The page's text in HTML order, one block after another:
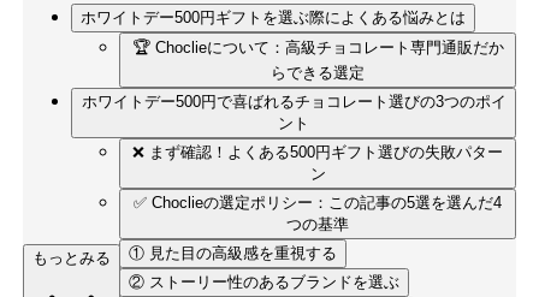
ホワイトデー500円ギフトを選ぶ際によくある悩みとは
🏆 Choclieについて：高級チョコレート専門通販だか
らできる選定
ホワイトデー500円で喜ばれるチョコレート選びの3つのポイ
ント
❌ まず確認！よくある500円ギフト選びの失敗パター
ン
✅ Choclieの選定ポリシー：この記事の5選を選んだ4
つの基準
① 見た目の高級感を重視する
② ストーリー性のあるブランドを選ぶ
もっとみる